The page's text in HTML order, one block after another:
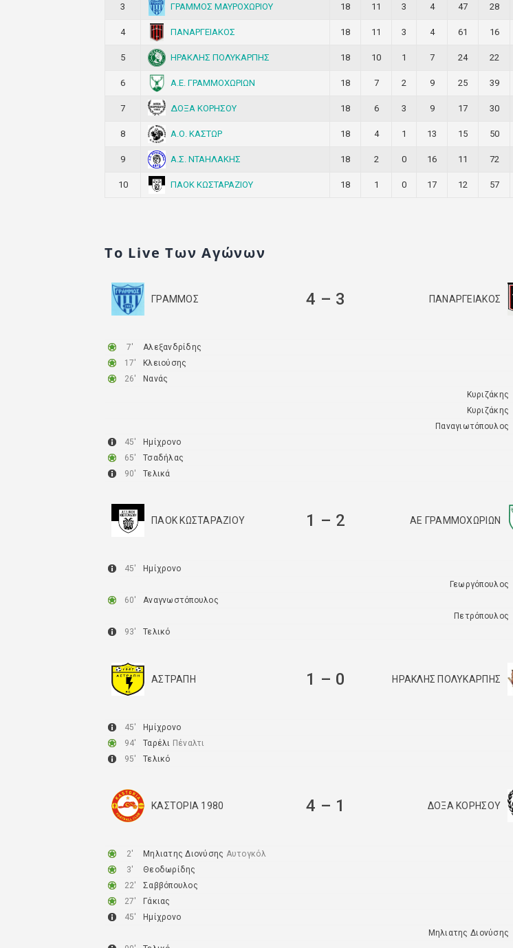
3 ΓΡΑΜΜΟΣ ΜΑΥΡΟΧΩΡΙΟΥ 18 11 3 4 47 28
4 ΠΑΝΑΡΓΕΙΑΚΟΣ 18 11 3 4 61 16
5 ΗΡΑΚΛΗΣ ΠΟΛΥΚΑΡΠΗΣ 18 10 1 7 24 22
6 Α.Ε. ΓΡΑΜΜΟΧΩΡΙΩΝ 18 7 2 9 25 39
7 ΔΟΞΑ ΚΟΡΗΣΟΥ 18 6 3 9 17 30
8 Α.Ο. ΚΑΣΤΩΡ 18 4 1 13 15 50
9 Α.Σ. ΝΤΑΗΛΑΚΗΣ 18 2 0 16 11 72
10 ΠΑΟΚ ΚΩΣΤΑΡΑΖΙΟΥ 18 1 0 17 12 57
Το Live Των Αγώνων
ΓΡΑΜΜΟΣ
ΜΑΥΡΟΧΩΡΙΟΥ
4 – 3 ΠΑΝΑΡΓΕΙΑΚΟΣ
7′
Αλεξανδρίδης
17′
Κλειούσης
26′
Νανάς
Κυριζάκης
Κυριζάκης
Παναγιωτόπουλος
45′
Ημίχρονο
65′
Τσαδήλας
90′
Τελικά
ΠΑΟΚ ΚΩΣΤΑΡΑΖΙΟΥ 1 – 2 ΑΕ ΓΡΑΜΜΟΧΩΡΙΩΝ
45′
Ημίχρονο
Γεωργόπουλος
60′
Αναγνωστόπουλος
Πετρόπουλος
93′
Τελικό
ΑΣΤΡΑΠΗ
ΜΕΣΟΠΟΤΑΜΙΑΣ
1 – 0 ΗΡΑΚΛΗΣ ΠΟΛΥΚΑΡΠΗΣ
45′
Ημίχρονο
94′
Ταρέλι Πέναλτι
95′
Τελικό
ΚΑΣΤΟΡΙΑ 1980 4 – 1 ΔΟΞΑ ΚΟΡΗΣΟΥ
2′ Μηλιατης Διονύσης Αυτογκόλ
3′
Θεοδωρίδης
22′
Σαββόπουλος
27′
Γάκιας
45′
Ημίχρονο
Μηλιατης Διονύσης